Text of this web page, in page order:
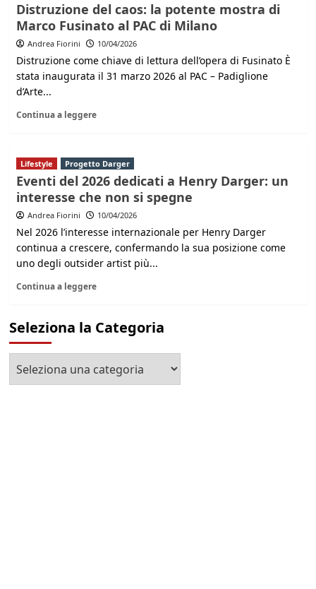
Distruzione del caos: la potente mostra di
Marco Fusinato al PAC di Milano
Andrea Fiorini 10/04/2026
Distruzione come chiave di lettura dell’opera di Fusinato È
stata inaugurata il 31 marzo 2026 al PAC – Padiglione
d’Arte...
Continua a leggere
Lifestyle Progetto Darger
Eventi del 2026 dedicati a Henry Darger: un
interesse che non si spegne
Andrea Fiorini 10/04/2026
Nel 2026 l’interesse internazionale per Henry Darger
continua a crescere, confermando la sua posizione come
uno degli outsider artist più...
Continua a leggere
Seleziona la Categoria
la